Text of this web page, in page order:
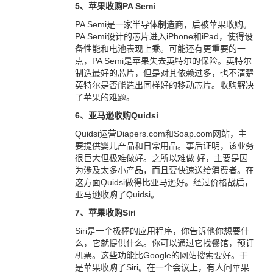
5、苹果收购PA Semi
PA Semi是一家半导体制造商，后被苹果收购。
PA Semi设计的芯片进入iPhone和iPad，使得设
备性能和电池表现上乘。可能还有更重要的一
点，PA Semi是苹果失去英特尔的保险。英特尔
制造最好的芯片，但是对其依赖过多，也不清楚
英特尔是否能造出同样好的移动芯片。收购解决
了苹果的难题。
6、亚马逊收购Quidsi
Quidsi运营Diapers.com和Soap.com网站，主
要提供婴儿产品和日常用品。事后证明，该业务
很巨大但极难做好。之所以难做 好，主要是因
为涉及太多小产品，而且要快速送给消费者。在
这方面Quidsi做得比亚马逊好。经过价格战后，
亚马逊收购了Quidsi。
7、苹果收购Siri
Siri是一个极棒的应用程序，你告诉他你想要什
么，它就提供什么。你可以通过它找餐馆，预订
机票。这些功能比Google的网站搜索要好。于
是苹果收购了Siri。在一个会议上，有人问苹果